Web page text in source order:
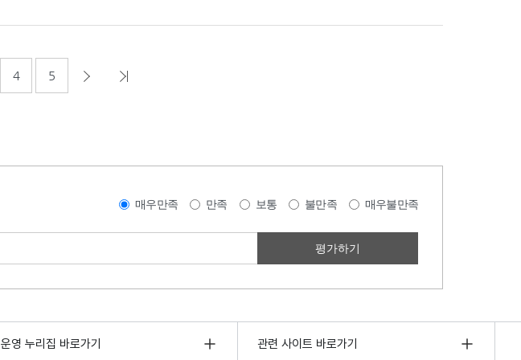
4 5
매우만족 만족 보통 불만족 매우불만족
운영 누리집 바로가기 관련 사이트 바로가기